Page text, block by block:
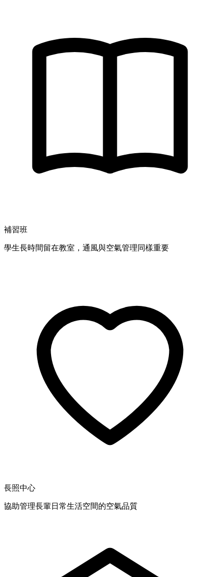
補習班
學生長時間留在教室，通風與空氣管理同樣重要
長照中心
協助管理長輩日常生活空間的空氣品質